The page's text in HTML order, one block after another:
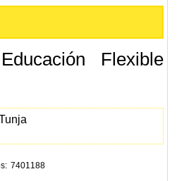
Flexible
7401188